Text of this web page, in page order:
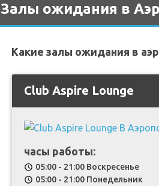
Залы ожидания в
Какие залы ожидания в
Club Aspire Lounge
часы работы:
schedule 05:00 - 21:00 Воскресенье
schedule 05:00 - 21:00 Понедельник